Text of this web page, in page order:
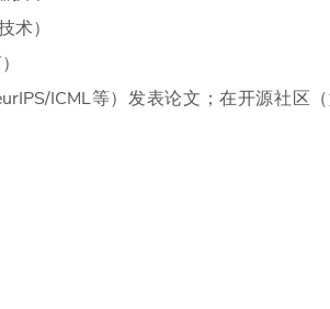
术）
ICML等）发表论文；在开源社区